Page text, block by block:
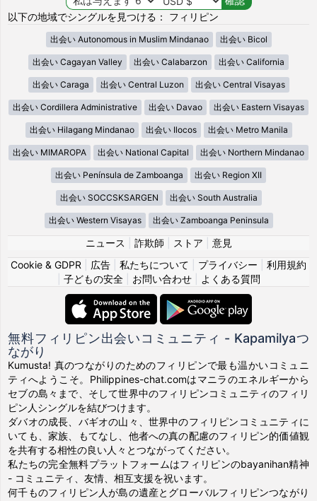
以下の地域でシングルを見つける： フィリピン
出会い Autonomous in Muslim Mindanao 出会い Bicol
出会い Cagayan Valley 出会い Calabarzon 出会い California
出会い Caraga 出会い Central Luzon 出会い Central Visayas
出会い Cordillera Administrative 出会い Davao 出会い Eastern Visayas
出会い Hilagang Mindanao 出会い Ilocos 出会い Metro Manila
出会い MIMAROPA 出会い National Capital 出会い Northern Mindanao
出会い Península de Zamboanga 出会い Region XII
出会い SOCCSKSARGEN 出会い South Australia
出会い Western Visayas 出会い Zamboanga Peninsula
ニュース 詐欺師 ストア
意見
Cookie & GDPR
広告 私たちについて プライバシー
利用規約
子どもの安全| お問い合わせ| よくある質問
無料フィリピン出会いコミュニティ - Kapamilyaつ
ながり
Kumusta! 真のつながりのためのフィリピンで最も温かいコミュニ
ティへようこそ。Philippines-chat.comはマニラのエネルギーから
セブの島々まで、そして世界中のフィリピンコミュニティのフィリ
ピン人シングルを結びつけます。
ダバオの成長、バギオの山々、世界中のフィリピンコミュニティに
いても、家族、もてなし、他者への真の配慮のフィリピン的価値観
を共有する相性の良い人々とつながってください。
私たちの完全無料プラットフォームはフィリピンのbayanihan精神
- コミュニティ、友情、相互支援を祝います。
何千ものフィリピン人が島の遺産とグローバルフィリピンつながり